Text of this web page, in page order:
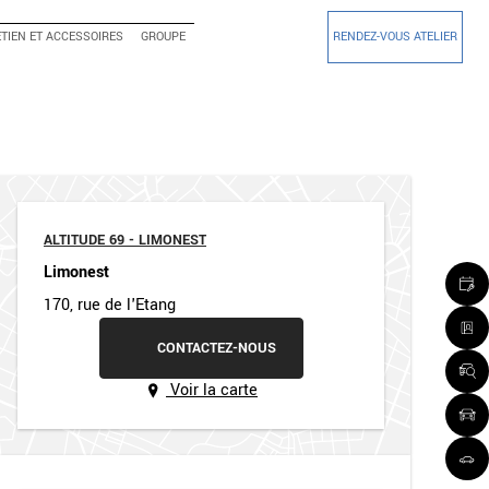
ET ACCESSOIRES GROUPE RENDEZ-VOUS ATELIER
ALTITUDE 69 - LIMONEST
Limonest
170, rue de l'Etang
CONTACTEZ-NOUS
Voir la carte